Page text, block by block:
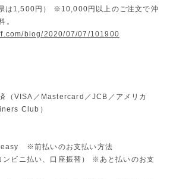
は1,500円） ※10,000円以上のご注文で沖
。
blog/2020/07/07/101900
（VISA／Mastercard／JCB／アメリカ
Club）
easy ※前払いのお支払い方法
ンビニ払い、口座振替） ※あと払いのお支